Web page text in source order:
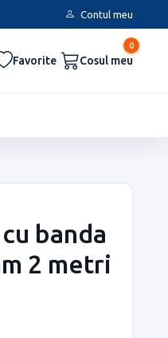
Contul meu
Favorite
0
Cosul meu
banda
2 metri